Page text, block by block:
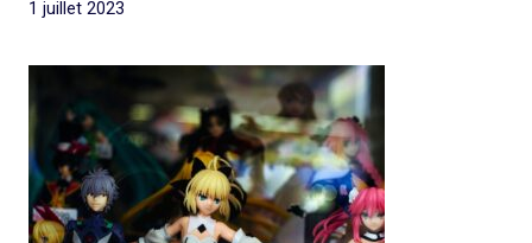
1 juillet 2023